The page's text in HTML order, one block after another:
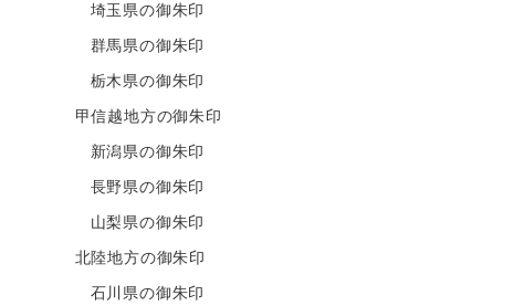
埼玉県の御朱印
群馬県の御朱印
栃木県の御朱印
甲信越地方の御朱印
新潟県の御朱印
長野県の御朱印
山梨県の御朱印
北陸地方の御朱印
石川県の御朱印